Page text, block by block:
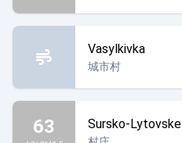
Vasylkivka
城市村
63 Sursko-Lytovske